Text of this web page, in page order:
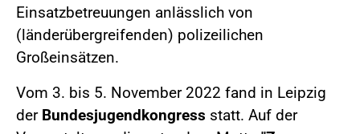
Einsatzbetreuungen anlässlich von
(länderübergreifenden) polizeilichen
Großeinsätzen.
Vom 3. bis 5. November 2022 fand in Leipzig
der Bundesjugendkongress statt. Auf der